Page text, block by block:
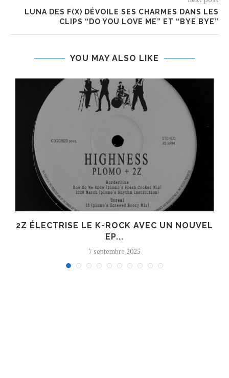
LUNA DES F(X) DÉVOILE SES CHARMES DANS LES
CLIPS “DO YOU LOVE ME” ET “BYE BYE”
YOU MAY ALSO LIKE
2Z ÉLECTRISE LE K-ROCK AVEC UN NOUVEL
EP...
7 septembre 2025